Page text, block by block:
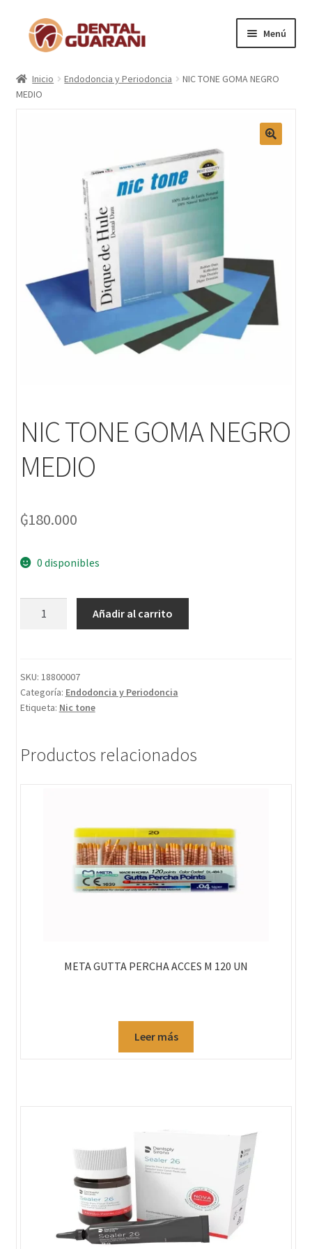
Menú
Inicio
Carrito
Inicio Endodoncia y Periodoncia
NIC TONE GOMA NEGRO
MEDIO
NIC TONE GOMA NEGRO
MEDIO
₲180.000
0 disponibles
Añadir al carrito
SKU: 18800007
Categoría: Endodoncia y Periodoncia
Etiqueta: Nic tone
Productos relacionados
META GUTTA PERCHA ACCES M 120 UN
Leer más